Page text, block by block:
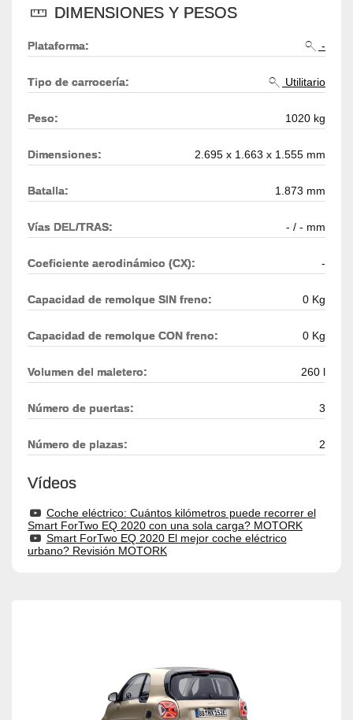
DIMENSIONES Y PESOS
Plataforma: -
Tipo de carrocería: Utilitario
Peso: 1020 kg
Dimensiones: 2.695 x 1.663 x 1.555 mm
Batalla: 1.873 mm
Vías DEL/TRAS: - / - mm
Coeficiente aerodinámico (CX): -
Capacidad de remolque SIN freno: 0 Kg
Capacidad de remolque CON freno: 0 Kg
Volumen del maletero: 260 l
Número de puertas: 3
Número de plazas: 2
Vídeos
Coche eléctrico: Cuántos kilómetros puede recorrer el
Smart ForTwo EQ 2020 con una sola carga? MOTORK
Smart ForTwo EQ 2020 El mejor coche eléctrico
urbano? Revisión MOTORK